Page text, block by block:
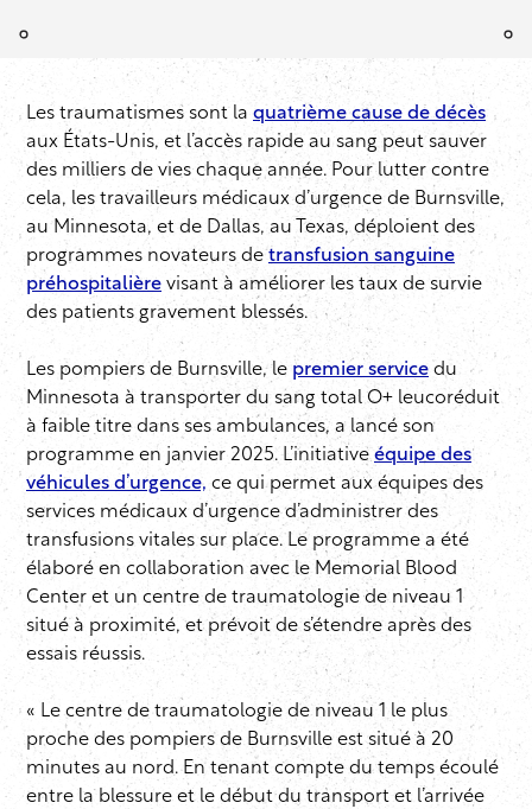
Les traumatismes sont la quatrième cause de décès
aux États-Unis, et l’accès rapide au sang peut sauver
des milliers de vies chaque année. Pour lutter contre
cela, les travailleurs médicaux d’urgence de Burnsville,
au Minnesota, et de Dallas, au Texas, déploient des
programmes novateurs detransfusion sanguine
préhospitalière visant à améliorer les taux de survie
des patients gravement blessés.
Les pompiers de Burnsville, le premier service du
Minnesota à transporter du sang total O+ leucoréduit
à faible titre dans ses ambulances, a lancé son
programme en janvier 2025. L’initiativeéquipe des
véhicules d’urgence, ce qui permet aux équipes des
services médicaux d’urgence d’administrer des
transfusions vitales sur place. Le programme a été
élaboré en collaboration avec le Memorial Blood
Center et un centre de traumatologie de niveau 1
situé à proximité, et prévoit de s’étendre après des
essais réussis.
« Le centre de traumatologie de niveau 1 le plus
proche des pompiers de Burnsville est situé à 20
minutes au nord. En tenant compte du temps écoulé
entre la blessure et le début du transport et l’arrivée